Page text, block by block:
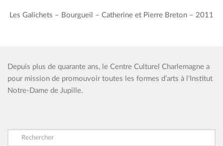
Les Galichets – Bourgueil – Catherine et Pierre Breton – 2011
Depuis plus de quarante ans, le Centre Culturel Charlemagne a
pour mission de promouvoir toutes les formes d’arts à l’Institut
Notre-Dame de Jupille.